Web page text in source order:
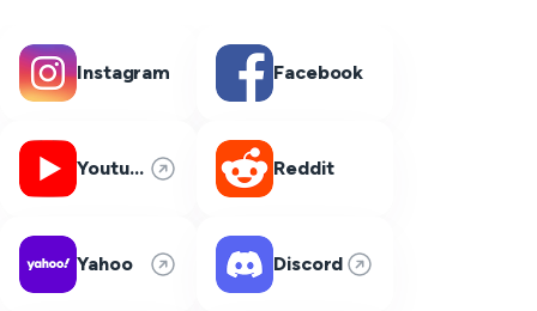
Instagram Facebook
Youtube Reddit
Yahoo Discord